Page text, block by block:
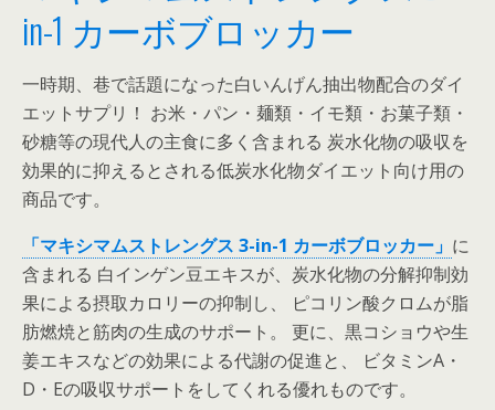
in-1 カーボブロッカー
一時期、巷で話題になった白いんげん抽出物配合のダイ
エットサプリ！ お米・パン・麺類・イモ類・お菓子類・
砂糖等の現代人の主食に多く含まれる 炭水化物の吸収を
効果的に抑えるとされる低炭水化物ダイエット向け用の
商品です。
「マキシマムストレングス 3-in-1 カーボブロッカー」 に
含まれる 白インゲン豆エキスが、炭水化物の分解抑制効
果による摂取カロリーの抑制し、 ピコリン酸クロムが脂
肪燃焼と筋肉の生成のサポート。 更に、黒コショウや生
姜エキスなどの効果による代謝の促進と、 ビタミンA・
D・Eの吸収サポートをしてくれる優れものです。